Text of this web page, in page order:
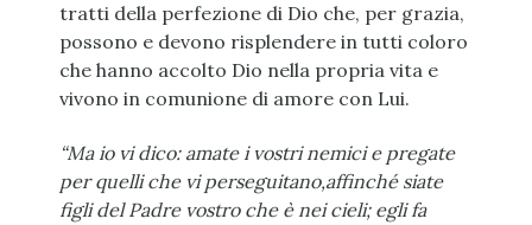
tratti della perfezione di Dio che, per grazia,
possono e devono risplendere in tutti coloro
che hanno accolto Dio nella propria vita e
vivono in comunione di amore con Lui.
“Ma io vi dico: amate i vostri nemici e pregate
per quelli che vi perseguitano,affinché siate
figli del Padre vostro che è nei cieli; egli fa